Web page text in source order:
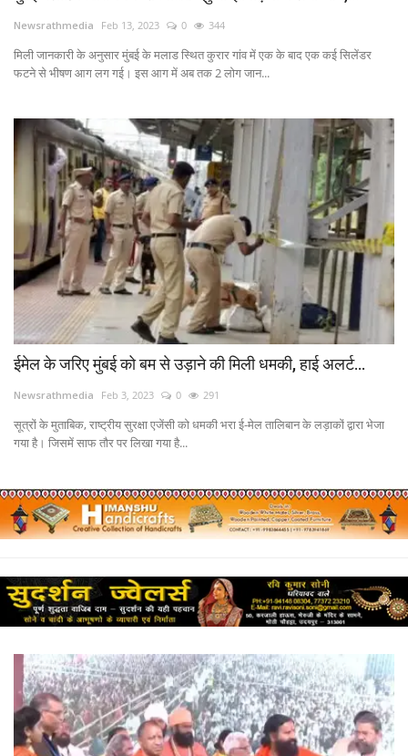
Contact
टेक & ऑटो
करियर
बॉलीवुड
विदेश
खेल
रोचक खबरें
जीवन मंत्र
युटीलीटी
शोक समाचार
Newsrathmedia Feb 13, 2023 0 344
मिली जानकारी के अनुसार मुंबई के मलाड स्थित कुरार गांव में एक के बाद एक कई सिलेंडर
फटने से भीषण आग लग गई। इस आग में अब तक 2 लोग जान...
ईमेल के जरिए मुंबई को बम से उड़ाने की मिली धमकी, हाई अलर्ट...
Newsrathmedia Feb 3, 2023 0 291
सूत्रों के मुताबिक, राष्ट्रीय सुरक्षा एजेंसी को धमकी भरा ई-मेल तालिबान के लड़ाकों द्वारा भेजा
गया है। जिसमें साफ तौर पर लिखा गया है...